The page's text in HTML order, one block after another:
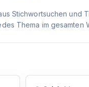
Stichwortsuchen und
Thema im gesamten